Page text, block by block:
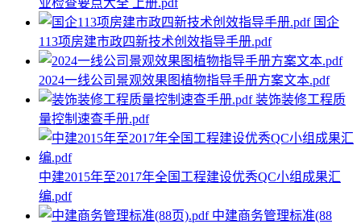
业检查要点大全 上册.pdf
国企
113项房建市政四新技术创效指导手册.pdf
2024一线公司景观效果图植物指导手册方案文本.pdf
装饰装修工程质
量控制速查手册.pdf
中建2015年至2017年全国工程建设优秀QC小组成果汇
编.pdf
中建商务管理标准(88